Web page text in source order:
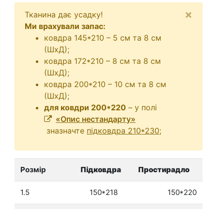
Тканина дає усадку!
Ми врахували запас:
ковдра 145*210 – 5 см та 8 см
(ШхД);
ковдра 172*210 – 8 см та 8 см
(ШхД);
ковдра 200*210 – 10 см та 8 см
(ШхД);
для ковдри 200*220 – у полі
«Опис нестандарту»
зназначте підковдра 210*230;
×
Розмір Підковдра Простирадло
1.5 150*218 150*220